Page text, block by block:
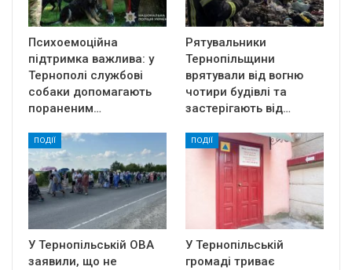
Психоемоційна
підтримка важлива: у
Тернополі службові
собаки допомагають
пораненим…
Рятувальники
Тернопільщини
врятували від вогню
чотири будівлі та
застерігають від…
ПОДІЇ
У Тернопільській ОВА
заявили, що не
ПОДІЇ
У Тернопільській
громаді триває